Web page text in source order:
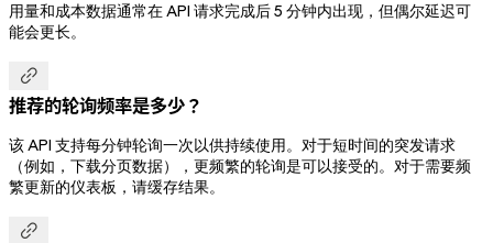
用量和成本数据通常在 API 请求完成后 5 分钟内出现，但偶尔延迟可
能会更长。

推荐的轮询频率是多少？
该 API 支持每分钟轮询一次以供持续使用。对于短时间的突发请求
（例如，下载分页数据），更频繁的轮询是可以接受的。对于需要频
繁更新的仪表板，请缓存结果。
